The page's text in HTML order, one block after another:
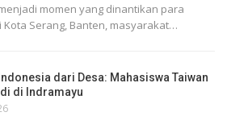
momen yang dinantikan para
Serang, Banten, masyarakat…
dari Desa: Mahasiswa Taiwan
di Indramayu